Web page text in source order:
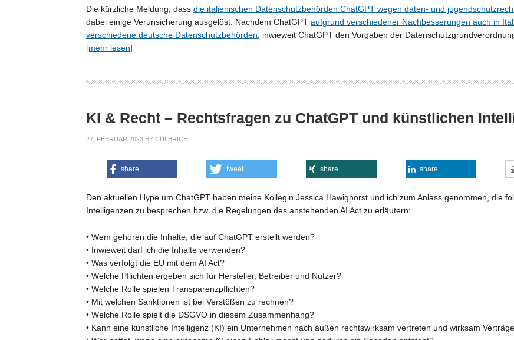
Die kürzliche Meldung, dass die italienischen Datenschutzbehörden ChatGPT wegen daten- und
dabei einige Verunsicherung ausgelöst. Nachdem ChatGPT aufgrund verschiedener Nachbesserungen auch in
verschiedene deutsche Datenschutzbehörden , inwieweit ChatGPT den Vorgaben der
[mehr lesen]
KI & Recht – Rechtsfragen zu ChatGPT und künstlichen
27. FEBRUAR 2023 BY CULBRICHT
share tweet share share
Den aktuellen Hype um ChatGPT haben meine Kollegin Jessica Hawighorst und ich zum Anlass genommen, die
Intelligenzen zu besprechen bzw. die Regelungen des anstehenden AI Act zu erläutern:
• Wem gehören die Inhalte, die auf ChatGPT erstellt werden?
• Inwieweit darf ich die Inhalte verwenden?
• Was verfolgt die EU mit dem AI Act?
• Welche Pflichten ergeben sich für Hersteller, Betreiber und Nutzer?
• Welche Rolle spielen Transparenzpflichten?
• Mit welchen Sanktionen ist bei Verstößen zu rechnen?
• Welche Rolle spielt die DSGVO in diesem Zusammenhang?
• Kann eine künstliche Intelligenz (KI) ein Unternehmen nach außen rechtswirksam vertreten und wirksam